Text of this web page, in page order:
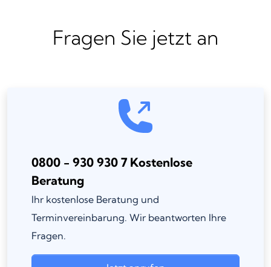
Fragen Sie jetzt an
0800 - 930 930 7 Kostenlose
Beratung
Ihr kostenlose Beratung und
Terminvereinbarung. Wir beantworten Ihre
Fragen.